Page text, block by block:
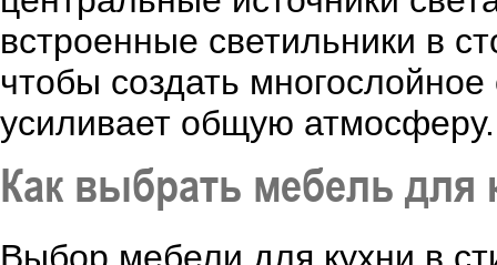
встроенные светильники в
чтобы создать
усиливает общую атмосферу.
Как выбрать мебель для